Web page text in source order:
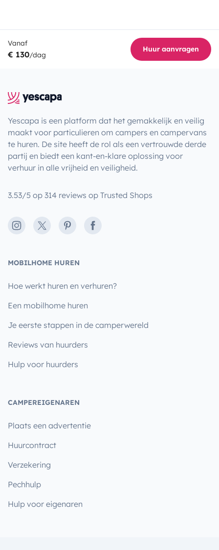
Vanaf
€ 130/dag
Huur aanvragen
Yescapa is een platform dat het gemakkelijk en veilig
maakt voor particulieren om campers en campervans
te huren. De site heeft de rol als een vertrouwde derde
partij en biedt een kant-en-klare oplossing voor
verhuur in alle vrijheid en veiligheid.
3.53/5 op 314 reviews op Trusted Shops
Instagram
X PinterestFacebook
MOBILHOME HUREN
Hoe werkt huren en verhuren?
Een mobilhome huren
Je eerste stappen in de camperwereld
Reviews van huurders
Hulp voor huurders
CAMPEREIGENAREN
Plaats een advertentie
Huurcontract
Verzekering
Pechhulp
Hulp voor eigenaren